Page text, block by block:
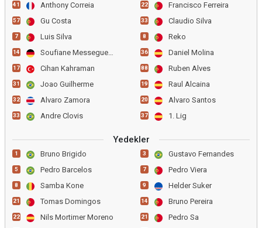
41 Anthony Correia
57 Gu Costa
7 Luis Silva
14 Soufiane Messeguem
17 Cihan Kahraman
31 Joao Guilherme
32 Alvaro Zamora
33 Andre Clovis
22 Francisco Ferreira
33 Claudio Silva
8 Reko
36 Daniel Molina
88 Ruben Alves
19 Raul Alcaina
20 Alvaro Santos
37 1. Lig
Yedekler
1 Bruno Brigido
5 Pedro Barcelos
8 Samba Kone
21 Tomas Domingos
22 Nils Mortimer Moreno
3 Gustavo Fernandes
7 Pedro Viera
9 Helder Suker
14 Bruno Pereira
21 Pedro Sa